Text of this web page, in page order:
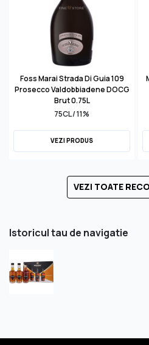
Foss Marai Strada Di Guia 109
Prosecco Valdobbiadene DOCG
Brut 0.75L
75CL / 11%
VEZI PRODUS
VEZI TOATE
Istoricul tau de navigatie